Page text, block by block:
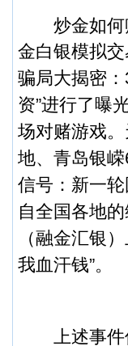
炒金如何赚
金白银模拟
骗局大揭密
资”进行了曝
场对赌游戏。
地、青岛银
信号：新一
自全国各地
（融金汇银
我血汗钱”。
上述事件仅